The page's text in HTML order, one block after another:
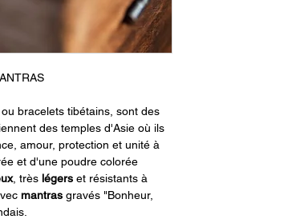
ou bracelets tibétains, sont des
des temples d'Asie où ils
amour, protection et unité à
et d'une poudre colorée
, très légers et résistants à
mantras gravés "Bonheur,